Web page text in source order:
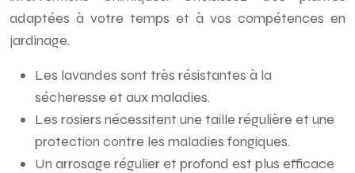
adaptées à votre temps et à vos compétences en
jardinage.
Les lavandes sont très résistantes à la
sécheresse et aux maladies.
Les rosiers nécessitent une taille régulière et une
protection contre les maladies fongiques.
Un arrosage régulier et profond est plus efficace